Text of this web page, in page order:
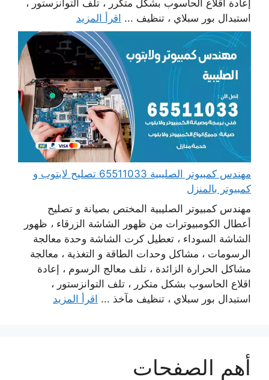
إعادة اقلاع الحاسوب بشكل متكرر ، تلف التوانزستور ،
استبدال بور سبلاي ، تنظيف ... اقرأ المزيد
مهندس كمبيوتر الصليبية 65511033 تصليح لابتوب و
كمبيوتر بالمنزل
مهندس كمبيوتر الصليبية المختص بصيانة و تصليح
أعطال الكومبيوترات من ظهور الشاشة الزرقاء ، ظهور
الشاشة السوداء ، تعطيل كرت الشاشة وحدة معالجة
الرسومات ، مشاكل وحدات الطاقة و التغذية ، معالجة
مشاكل الحرارة الزائدة ، تلف معالج الرسوم ، إعادة
اقلاع الحاسوب بشكل متكرر ، تلف التوانزستور ،
استبدال بور سبلاي ، تنظيف مآخذ ... اقرأ المزيد
أهم الصفحات